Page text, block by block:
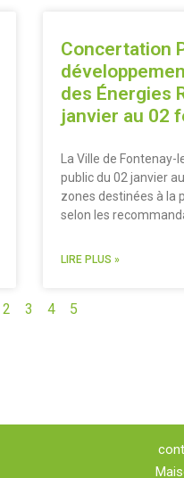
Concertation
des Énergies
janvier au 02
La Ville de
public du 02 janvier
zones destinées à la
selon les
LIRE PLUS »
2 3 4 5